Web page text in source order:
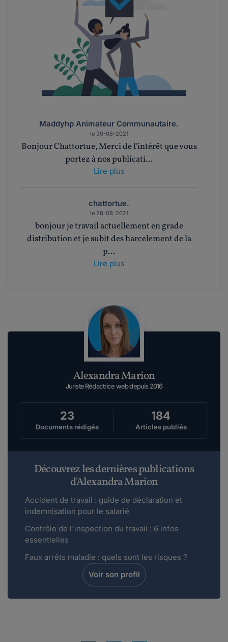
Maddyhp Animateur Communautaire.
le 30-08-2021
Bonjour Chattortue, Merci de l'intérêt que vous
portez à nos publicati...
Lire plus
chattortue.
le 28-08-2021
bonjour je travail actuellement en grade
distribution et je subit des harcelement de la
p...
Lire plus
le 18-10-2018
Bonjour Karen, Merci de vous intéresser à notre
site ! Dans un premier temps, nous vous...
Lire plus
karen26.
le 18-10-2018
subis de harcélement morale jusqu' içi e...
Lire plus
le 31-05-2018
Bonjour, Je vous invite, si vous souhaitez ouvrir
Lire plus
Gungikan.
Le harcèlement moral cessera lorsque la
violence se retourne contre le harceleur . Tant
Alexandra Marion
Juriste Rédactrice web depuis 2016
23
Documents rédigés
184
Articles publiés
Découvrez les dernières publications
d'Alexandra Marion
Accident de travail : guide de déclaration et
indemnisation pour le salarié
Contrôle de l'inspection du travail : 6 infos
essentielles
Faux arrêts maladie : quels sont les risques ?
Voir son profil